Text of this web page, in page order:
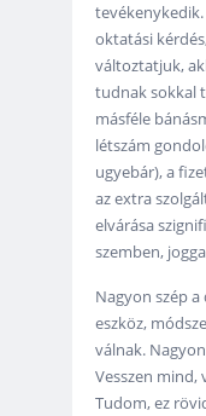
oktatási
változtatjuk,
tudnak sokkal
másféle
létszám
ugyebár), a
az extra
elvárása
szemben,
Nagyon szép
eszköz,
válnak.
Vesszen mind,
Tudom, ez